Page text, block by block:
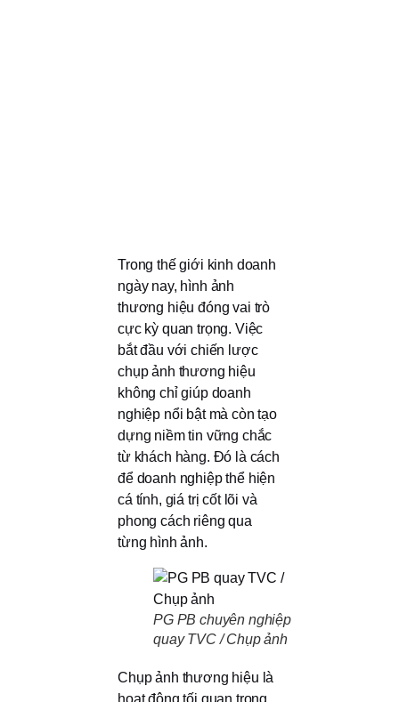
Trong thế giới kinh doanh
ngày nay, hình ảnh
thương hiệu đóng vai trò
cực kỳ quan trọng. Việc
bắt đầu với chiến lược
chụp ảnh thương hiệu
không chỉ giúp doanh
nghiệp nổi bật mà còn tạo
dựng niềm tin vững chắc
từ khách hàng. Đó là cách
để doanh nghiệp thể hiện
cá tính, giá trị cốt lõi và
phong cách riêng qua
từng hình ảnh.
PG PB chuyên nghiệp
quay TVC / Chụp ảnh
Chụp ảnh thương hiệu là
hoạt động tối quan trọng